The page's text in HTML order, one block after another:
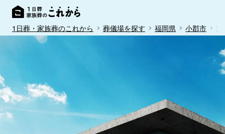
1日葬・家族葬のこれから 葬儀場を探す 福岡県 小郡市